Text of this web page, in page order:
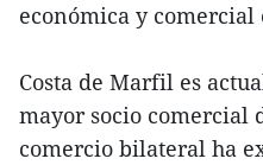
económica y comercial
Costa de Marfil es
mayor socio comercial
comercio bilateral ha